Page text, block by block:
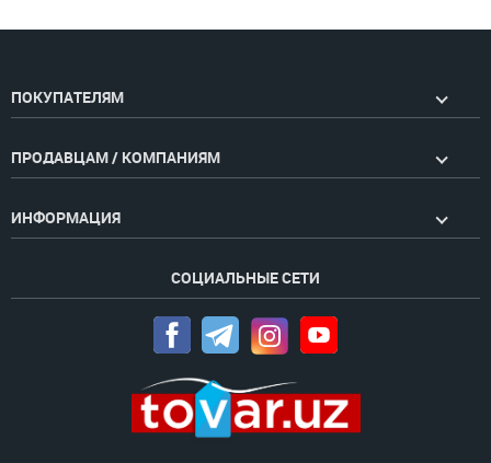
ПОКУПАТЕЛЯМ
ПРОДАВЦАМ / КОМПАНИЯМ
ИНФОРМАЦИЯ
СОЦИАЛЬНЫЕ СЕТИ